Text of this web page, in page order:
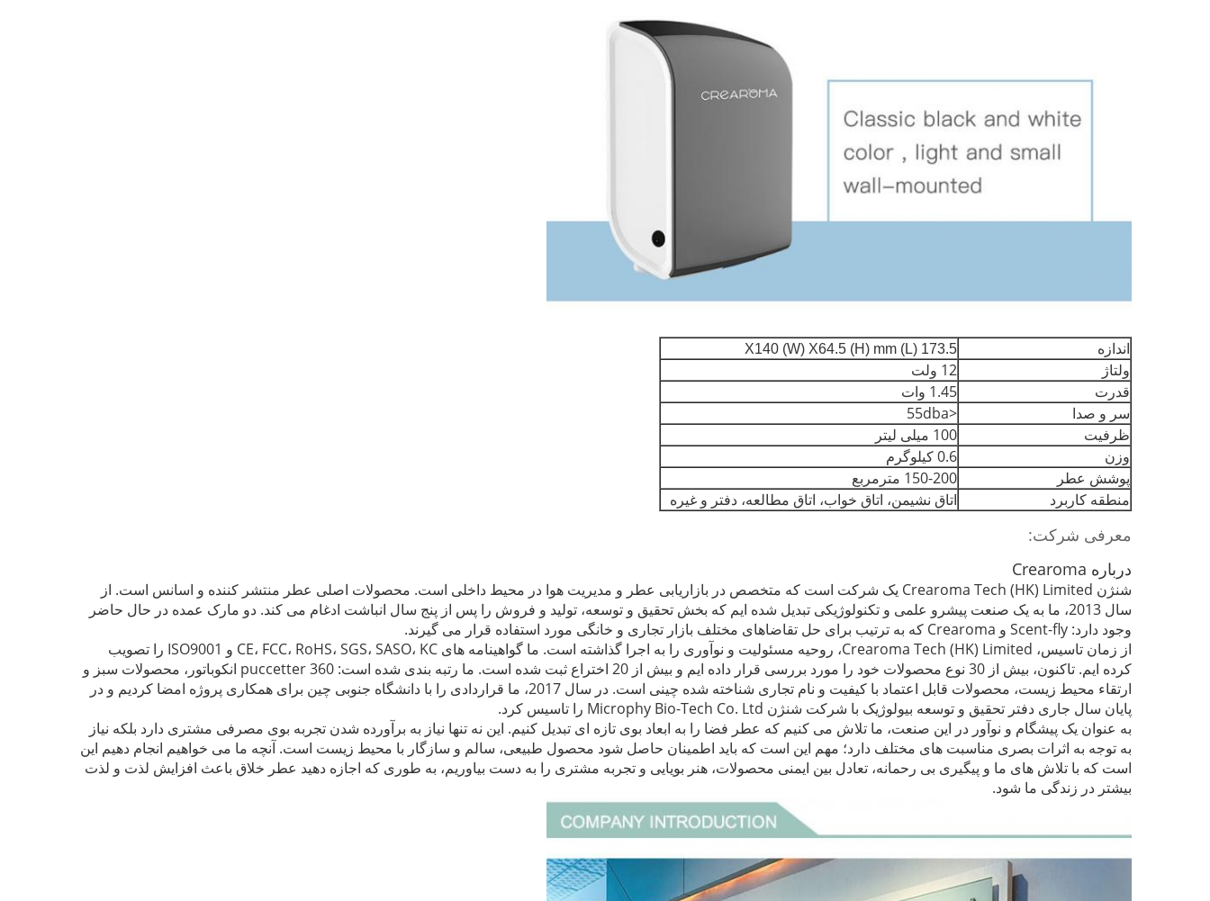
اندازه 173.5 (L) X140 (W) X64.5 (H) mm
ولتاژ
12 ولت
قدرت
1.45 وات
سر و صدا
<55dba
ظرفیت
100 میلی لیتر
وزن
0.6 کیلوگرم
پوشش عطر
150-200 مترمربع
منطقه کاربرد
اتاق نشیمن، اتاق خواب، اتاق مطالعه، دفتر و غیره
معرفی شرکت:
درباره Crearoma
شنژن Crearoma Tech (HK) Limited یک شرکت است که متخصص در بازاریابی عطر و مدیریت هوا در محیط داخلی است. محصولات اصلی عطر منتشر کننده و اسانس است. از
سال 2013، ما به یک صنعت پیشرو علمی و تکنولوژیکی تبدیل شده ایم که بخش تحقیق و توسعه، تولید و فروش را پس از پنج سال انباشت ادغام می کند.
دو مارک عمده در حال حاضر
وجود دارد: Scent-fly و Crearoma که به ترتیب برای حل تقاضاهای مختلف بازار تجاری و خانگی مورد استفاده قرار می گیرند.
از زمان تاسیس، Crearoma Tech (HK) Limited، روحیه مسئولیت و نوآوری را به اجرا گذاشته است.
ما گواهینامه های CE، FCC، RoHS، SGS، SASO، KC و ISO9001 را تصویب
کرده ایم. تاکنون، بیش از 30 نوع محصولات خود را مورد بررسی قرار داده ایم و بیش از 20 اختراع ثبت شده است.
ما رتبه بندی شده است: 360 puccetter انکوباتور، محصولات سبز و
ارتقاء محیط زیست، محصولات قابل اعتماد با کیفیت و نام تجاری شناخته شده چینی است.
در سال 2017، ما قراردادی را با دانشگاه جنوبی چین برای همکاری پروژه امضا کردیم و در
پایان سال جاری دفتر تحقیق و توسعه بیولوژیک با شرکت شنژن Microphy Bio-Tech Co. Ltd را تاسیس کرد.
به عنوان یک پیشگام و نوآور در این صنعت، ما تلاش می کنیم که عطر فضا را به ابعاد بوی تازه ای تبدیل کنیم. این نه تنها نیاز به برآورده شدن تجربه بوی مصرفی مشتری دارد بلکه نیاز
به توجه به اثرات بصری مناسبت های مختلف دارد؛ مهم این است که باید اطمینان حاصل شود محصول طبیعی، سالم و سازگار با محیط زیست است. آنچه ما می خواهیم انجام دهیم این
است که با تلاش های ما و پیگیری بی رحمانه، تعادل بین ایمنی محصولات، هنر بویایی و تجربه مشتری را به دست بیاوریم، به طوری که اجازه دهید عطر خلاق باعث افزایش لذت و لذت
بیشتر در زندگی ما شود.